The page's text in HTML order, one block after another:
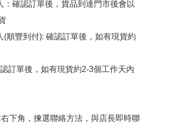
：確認訂單後，貨品到達門市後會以
(順豐到付): 確認訂單後，如有現貨約
訂單後，如有現貨約2-3個工作天內
下角，揀選聯絡方法，與店長即時聯